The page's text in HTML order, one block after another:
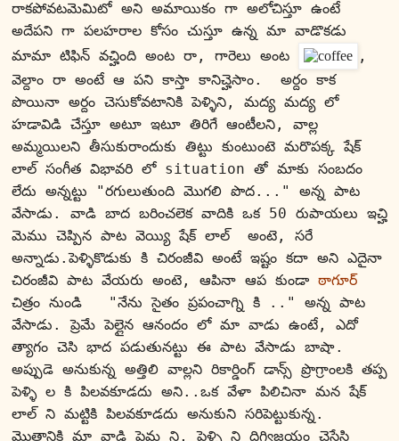
రాకపోవటమెమిటో అని అమాయికం గా అలోచిస్తూ ఉంటే
అదేపని గా పలహరాల కోసం చుస్తూ ఉన్న మా వాడొకడు
మామా టిఫిన్ వచ్హింది అంట రా, గారెలు అంట
,
వెల్దాం రా అంటే ఆ పని కాస్తా కానిచ్హెసాం.  అర్దం కాక
పొయినా అర్దం చెసుకోవటానికి పెళ్ళిని, మద్య మద్య లో
హడావిడి చేస్తూ అటూ ఇటూ తిరిగే ఆంటీలని, వాల్ల
అమ్మయిలని తీసుకురాందుకు తిట్టు కుంటుంటె మరొపక్క షేక్
లాల్ సంగీత విభావరి లో situation తో మాకు సంబదం
లేదు అన్నట్టు "రగులుతుంది మొగలి పొద..." అన్న పాట
వేసాడు. వాడి బాద బరించలెక వాదికి ఒక 50 రుపాయలు ఇచ్హి
మెము చెప్పిన పాట వెయ్యి షేక్ లాల్  అంటె, సరే
అన్నాడు.పెళ్ళికొడుకు కి చిరంజీవి అంటే ఇష్టం కదా అని ఎదైనా
చిరంజీవి పాట వేయరు అంటె, ఆపినా ఆప కుండా ఠాగూర్
చిత్రం నుండి   "నేను సైతం ప్రపంచాగ్ని కి .." అన్న పాట
వేసాడు. ప్రెమే పెల్లైన ఆనందం లో మా వాడు ఉంటే, ఎదో
త్యాగం చెసి భాద పడుతునట్టు ఈ పాట వేసాడు బాషా.
అప్పుడె అనుకున్న అత్తిలి వాల్లని రికార్డింగ్ డాన్స్ ప్రొగ్రాంలకి తప్ప
పెళ్ళి ల కి పిలవకూడదు అని..ఒక వేళా పిలిచినా మన షేక్
లాల్ ని మట్టికి పిలవకూడదు అనుకుని సరిపెట్టుకున్న.
మొత్తానికి మా వాడి ప్రెమ ని, పెళ్ళి ని దిగ్విజయం చెసేసి